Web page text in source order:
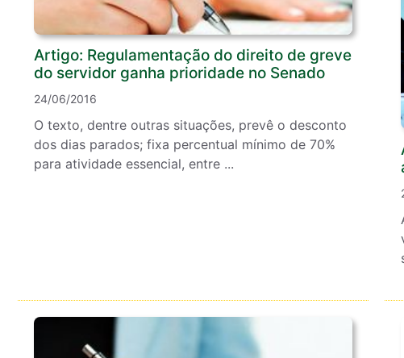
Artigo: Regulamentação do direito de greve
do servidor ganha prioridade no Senado
24/06/2016
O texto, dentre outras situações, prevê o desconto
dos dias parados; fixa percentual mínimo de 70%
para atividade essencial, entre ...